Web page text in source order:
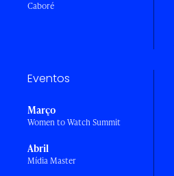
Caboré
Eventos
Março
Women to Watch Summit
Abril
Mídia Master